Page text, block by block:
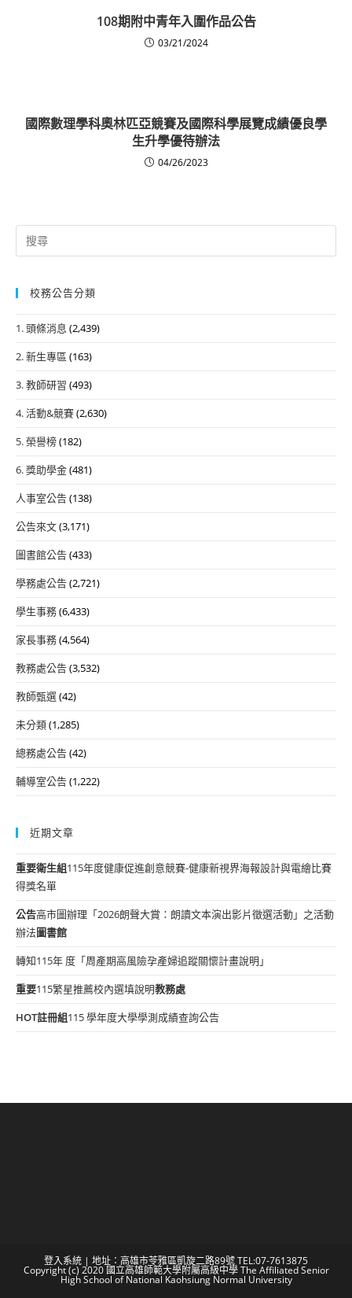
108期附中青年入圍作品公告
03/21/2024
國際數理學科奧林匹亞競賽及國際科學展覽成績優良學
生升學優待辦法
04/26/2023
Search
for:
校務公告分類
1. 頭條消息 (2,439)
2. 新生專區 (163)
3. 教師研習 (493)
4. 活動&競賽(2,630)
5. 榮譽榜(182)
6. 獎助學金(481)
人事室公告(138)
公告來文(3,171)
圖書館公告(433)
學務處公告(2,721)
學生事務(6,433)
家長事務(4,564)
教務處公告(3,532)
教師甄選(42)
未分類(1,285)
總務處公告(42)
輔導室公告(1,222)
近期文章
重要衛生組115年度健康促進創意競賽-健康新視界海報設計與電繪比賽
得獎名單
公告高市圖辦理「2026朗聲大賞：朗讀文本演出影片徵選活動」之活動
辦法圖書館
轉知115年 度「周產期高風險孕產婦追蹤關懷計畫說明」
重要115繁星推薦校內選填說明教務處
HOT註冊組115 學年度大學學測成績查詢公告
登入系統 | 地址：高雄市苓雅區凱旋二路89號 TEL:07-7613875
Copyright (c) 2020 國立高雄師範大學附屬高級中學 The Affiliated Senior
High School of National Kaohsiung Normal University